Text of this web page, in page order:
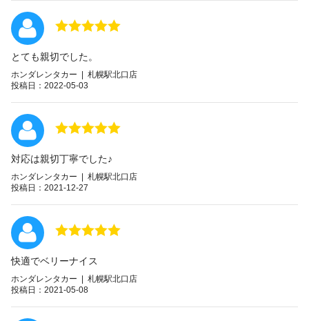
とても親切でした。
ホンダレンタカー | 札幌駅北口店
投稿日：2022-05-03
対応は親切丁寧でした♪
ホンダレンタカー | 札幌駅北口店
投稿日：2021-12-27
快適でベリーナイス
ホンダレンタカー | 札幌駅北口店
投稿日：2021-05-08